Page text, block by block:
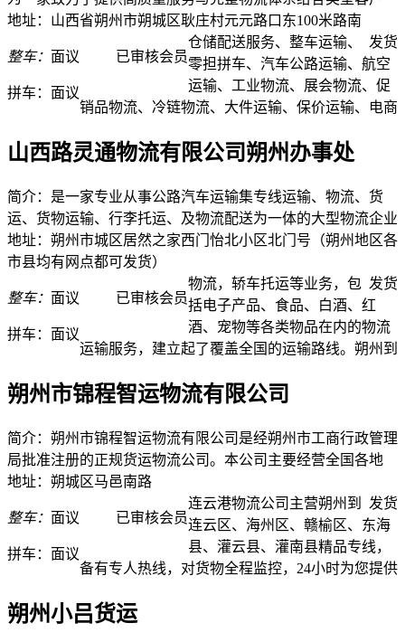
地址：山西省朔州市朔城区耿庄村元元路口东100米路南
整车： 面议
拼车： 面议
已审核会员
发货
山西路灵通物流有限公司朔州办事处
简介：是一家专业从事公路汽车运输集专线运输、物流、货
运、货物运输、行李托运、及物流配送为一体的大型物流企业
地址：朔州市城区居然之家西门怡北小区北门号（朔州地区各
市县均有网点都可发货）
整车： 面议
拼车： 面议
已审核会员
发货
朔州市锦程智运物流有限公司
简介：朔州市锦程智运物流有限公司是经朔州市工商行政管理
局批准注册的正规货运物流公司。本公司主要经营全国各地
地址：朔城区马邑南路
整车： 面议
拼车： 面议
已审核会员
发货
朔州小吕货运
仓储配送服务、整车运输、
零担拼车、汽车公路运输、航空
运输、工业物流、展会物流、促
销品物流、冷链物流、大件运输、保价运输、电商
物流，轿车托运等业务，包
括电子产品、食品、白酒、红
酒、宠物等各类物品在内的物流
运输服务，建立起了覆盖全国的运输路线。朔州到
连云港物流公司主营朔州到
连云区、海州区、赣榆区、东海
县、灌云县、灌南县精品专线，
备有专人热线，对货物全程监控，24小时为您提供